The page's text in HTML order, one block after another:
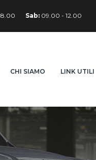
Sab: 09.00 - 12.00
CHI SIAMO LINK UTILI